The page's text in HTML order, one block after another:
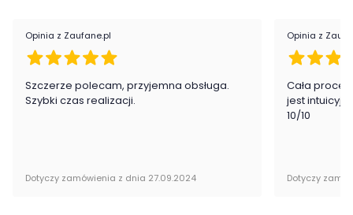
Opinia z Zaufane.pl
Szczerze polecam, przyjemna obsługa.
Szybki czas realizacji.
Dotyczy zamówienia z dnia 27.09.2024
Opinia z
Cała
jest
10/10
Dotyczy